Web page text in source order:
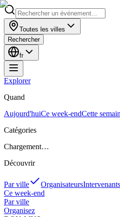
Toutes les villes
Rechercher
fr
Explorer
Quand
Aujourd'huiCe week-endCette
Catégories
Chargement…
Découvrir
Par ville OrganisateursIntervenants
Ce week-end
Par ville
Organisez